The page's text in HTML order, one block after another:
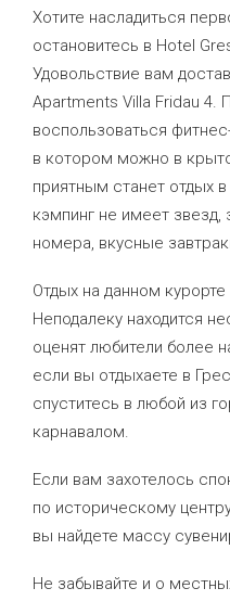
Хотите насладиться
остановитесь в Hotel
Удовольствие вам
Apartments Villa Fridau 4.
воспользоваться
в котором можно в
приятным станет отдых
кэмпинг не имеет
номера, вкусные
Отдых на данном
Неподалеку находится
оценят любители более
если вы отдыхаете в
спуститесь в любой из
карнавалом.
Если вам захотелось
по историческому
вы найдете массу
Не забывайте и о